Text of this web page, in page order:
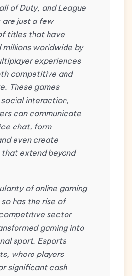
of Duty, and League
are just a few
titles that have
worldwide by
experiences
competitive and
These games
interaction,
can communicate
chat, form
even create
that extend beyond
of online gaming
has the rise of
sector
gaming into
sport. Esports
where players
significant cash